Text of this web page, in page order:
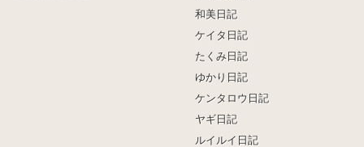
和美日記
ケイタ日記
たくみ日記
ゆかり日記
ケンタロウ日記
ヤギ日記
ルイルイ日記